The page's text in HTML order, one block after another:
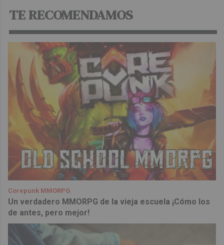
TE RECOMENDAMOS
Corepunk MMORPG
Un verdadero MMORPG de la vieja escuela ¡Cómo los
de antes, pero mejor!